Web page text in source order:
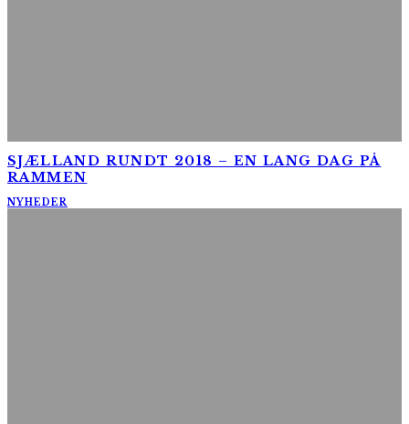
SJÆLLAND RUNDT 2018 – EN LANG DAG PÅ
RAMMEN
NYHEDER